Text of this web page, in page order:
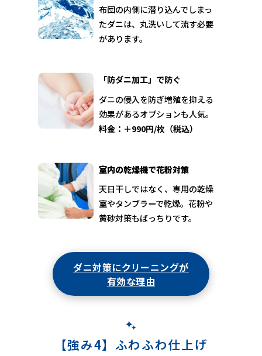
布団の内側に潜り込んでしまっ
たダニは、丸洗いして流す必要
があります。
「防ダニ加工」で防ぐ
ダニの侵入を防ぎ増殖を抑える
効果があるオプションも人気。
料金：＋990円/枚（税込）
室内の乾燥機で花粉対策
天日干しではなく、専用の乾燥
室やタンブラーで乾燥。花粉や
黄砂対策もばっちりです。
ダニ対策にクリーニングが
有効な理由
【強み4】ふわふわ仕上げ